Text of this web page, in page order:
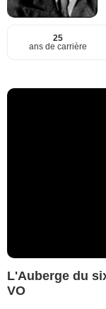
25
ans de carrière
L'Auberge du
VO